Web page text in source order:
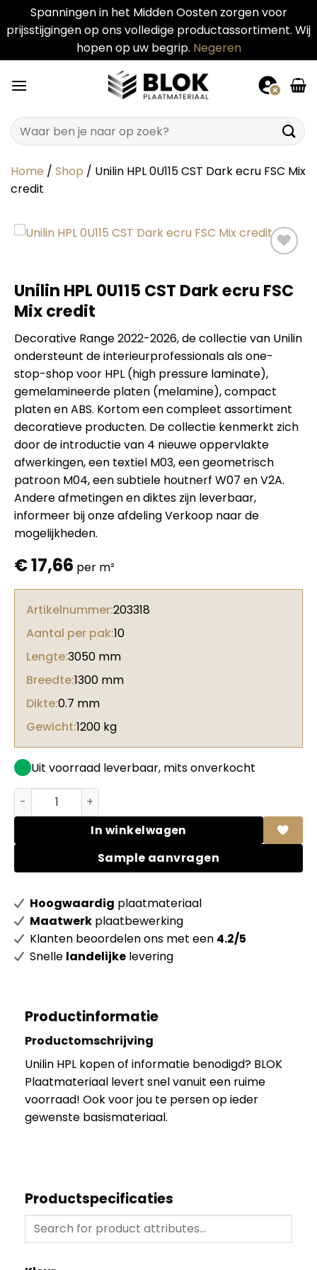
Spanningen in het Midden Oosten zorgen voor
prijsstijgingen op ons volledige productassortiment. Wij
hopen op uw begrip. Negeren
naar
Zoeken
naar:
Home / Shop / Unilin HPL 0U115 CST Dark ecru FSC Mix
credit
Unilin HPL 0U115 CST Dark ecru FSC
Mix credit
Decorative Range 2022-2026, de collectie van Unilin
ondersteunt de interieurprofessionals als one-
stop-shop voor HPL (high pressure laminate),
gemelamineerde platen (melamine), compact
platen en ABS. Kortom een compleet assortiment
decoratieve producten. De collectie kenmerkt zich
door de introductie van 4 nieuwe oppervlakte
afwerkingen, een textiel M03, een geometrisch
patroon M04, een subtiele houtnerf W07 en V2A.
Andere afmetingen en diktes zijn leverbaar,
informeer bij onze afdeling Verkoop naar de
mogelijkheden.
€17,66 per m²
Artikelnummer:203318
Aantal per pak:10
Lengte:3050 mm
Breedte:1300 mm
Dikte:0.7 mm
Gewicht:1200 kg
Uit voorraad leverbaar, mits onverkocht
Unilin HPL 0U115 CST Dark ecru FSC Mix credit aantal
In winkelwagen
Sample aanvragen
Hoogwaardig plaatmateriaal
Maatwerk plaatbewerking
Klanten beoordelen ons met een 4.2/5
Snelle landelijke levering
Productinformatie
Productomschrijving
Unilin HPL kopen of informatie benodigd? BLOK
Plaatmateriaal levert snel vanuit een ruime
voorraad! Ook voor jou te persen op ieder
gewenste basismateriaal.
Productspecificaties